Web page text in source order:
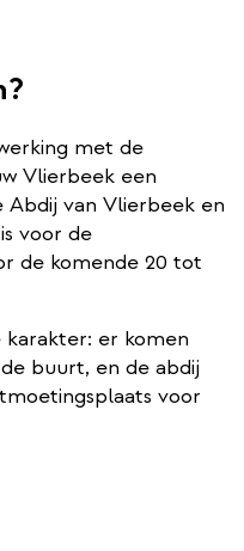
met de
Vlierbeek een
van Vlierbeek en
voor de
de komende 20 tot
er komen
buurt, en de abdij
voor